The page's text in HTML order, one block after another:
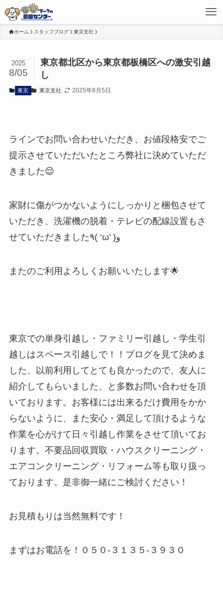
ホーム スタッフブログ 東京支社
東京都北区から東京都板橋区への激安引越
し
2025
8/05
東京 東京支社 2025年8月5日
ラインでお問い合わせいただき、お値段格安でご
提示させていただいたところ弊社に決めていただ
きました😌
家財に傷がつかないようにしっかりと梱包させて
いただき、洗濯機の脱着・テレビの配線設置もさ
せていただきました٩( ‘ω’ )و
またのご利用よろしくお願いいたします🌟
東京での単身引越し・ファミリー引越し・学生引
越しはスペース引越しで！！ブログを見て決めま
した、以前利用してとても良かったので、友人に
紹介してもらいました、と多数お問い合わせを頂
いております。お客様には出来るだけ費用をかか
らないように、また安心・満足して頂けるような
作業を心がけて日々引越し作業をさせて頂いてお
ります。不要品回収買取・ハウスクリーニング・
エアコンクリーニング・リフォーム等も取り扱っ
ております。是非御一緒にご検討ください！
お見積もりは当然無料です！
まずはお電話を！０５０-３１３５-３９３０